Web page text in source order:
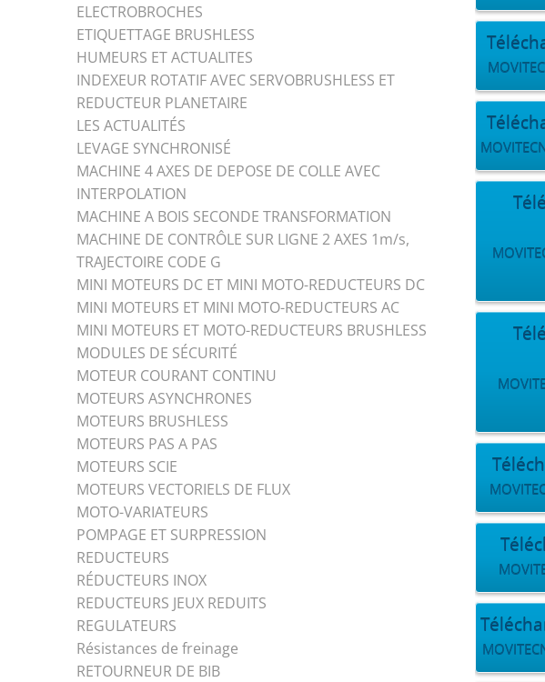
ELECTROBROCHES
ETIQUETTAGE BRUSHLESS
HUMEURS ET ACTUALITES
INDEXEUR ROTATIF AVEC SERVOBRUSHLESS ET
REDUCTEUR PLANETAIRE
LES ACTUALITÉS
LEVAGE SYNCHRONISÉ
MACHINE 4 AXES DE DEPOSE DE COLLE AVEC
INTERPOLATION
MACHINE A BOIS SECONDE TRANSFORMATION
MACHINE DE CONTRÔLE SUR LIGNE 2 AXES 1m/s,
TRAJECTOIRE CODE G
MINI MOTEURS DC ET MINI MOTO-REDUCTEURS DC
MINI MOTEURS ET MINI MOTO-REDUCTEURS AC
MINI MOTEURS ET MOTO-REDUCTEURS BRUSHLESS
MODULES DE SÉCURITÉ
MOTEUR COURANT CONTINU
MOTEURS ASYNCHRONES
MOTEURS BRUSHLESS
MOTEURS PAS A PAS
MOTEURS SCIE
MOTEURS VECTORIELS DE FLUX
MOTO-VARIATEURS
POMPAGE ET SURPRESSION
REDUCTEURS
RÉDUCTEURS INOX
REDUCTEURS JEUX REDUITS
REGULATEURS
Résistances de freinage
RETOURNEUR DE BIB